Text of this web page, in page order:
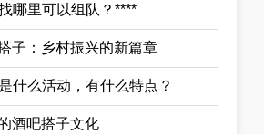
哪里可以组队？****
子：乡村振兴的新篇章
什么活动，有什么特点？
酒吧搭子文化